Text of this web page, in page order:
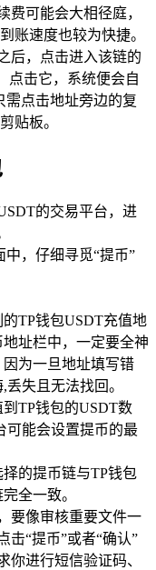
费可能会大相径庭，
账速度也较为快捷。
后，点击进入该链的
点击它，系统便会自
需点击地址旁边的复
贴板。
的交易平台，进
中，仔细寻觅“提币”
TP钱包USDT充值地
址栏中，一定要全神
为一旦地址填写错
失且无法找回。
TP钱包的USDT数
可能会设置提币的最
的提币链与TP钱包
全一致。
要像审核重要文件一
击“提币”或者“确认”
你进行短信验证码、